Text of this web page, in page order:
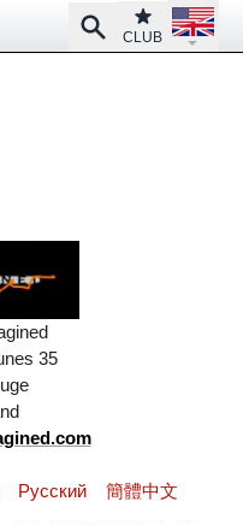
SearchClub
CLUB
Open
35
Pусский 簡體中文